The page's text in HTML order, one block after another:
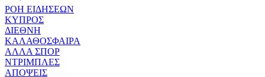
ΡΟΗ ΕΙΔΗΣΕΩΝ
ΚΥΠΡΟΣ
ΔΙΕΘΝΗ
ΚΑΛΑΘΟΣΦΑΙΡΑ
ΑΛΛΑ ΣΠΟΡ
ΝΤΡΙΜΠΛΕΣ
ΑΠΟΨΕΙΣ